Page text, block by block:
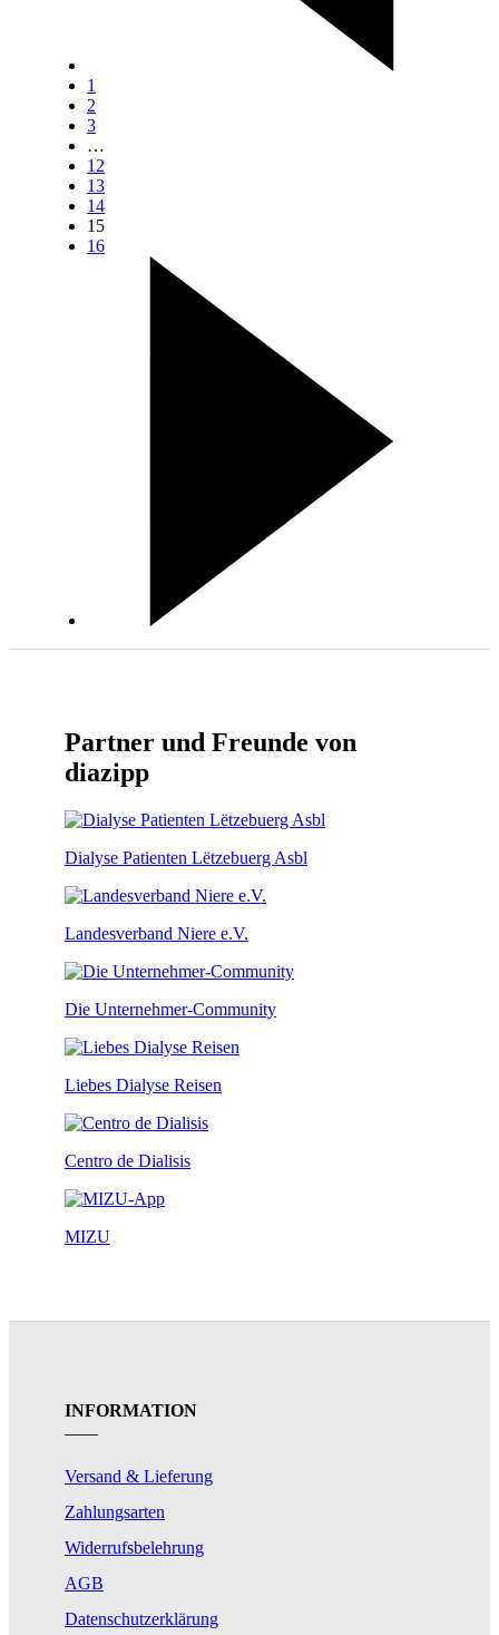
1
2
3
…
12
13
14
15
16
Partner und Freunde von
diazipp
Dialyse Patienten Lëtzebuerg Asbl
Landesverband Niere e.V.
Die Unternehmer-Community
Liebes Dialyse Reisen
Centro de Dialisis
MIZU
INFORMATION
Versand & Lieferung
Zahlungsarten
Widerrufsbelehrung
AGB
Datenschutzerklärung